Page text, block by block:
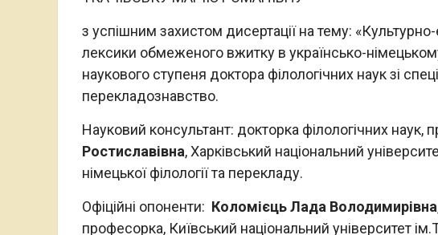
з успішним захистом дисертації на тему:
лексики обмеженого вжитку в українсько-
наукового ступеня доктора філологічних наук зі
перекладознавство.
Науковий консультант: докторка філологічних наук,
Ростиславівна, Харківський національний
німецької філології та перекладу.
Офіційні опоненти: Коломієць Лада Володимирівна
професорка, Київський національний університет